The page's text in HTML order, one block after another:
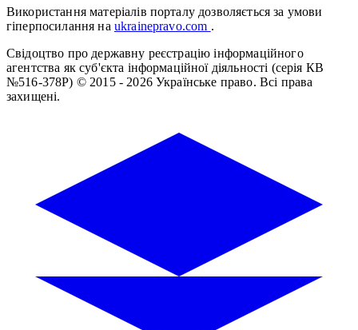
Використання матеріалів порталу дозволяється за умови
гіперпосилання на ukrainepravo.com .
Свідоцтво про державну реєстрацію інформаційного
агентства як суб'єкта інформаційної діяльності (серія КВ
№516-378Р) © 2015 - 2026 Українське право. Всі права
захищені.